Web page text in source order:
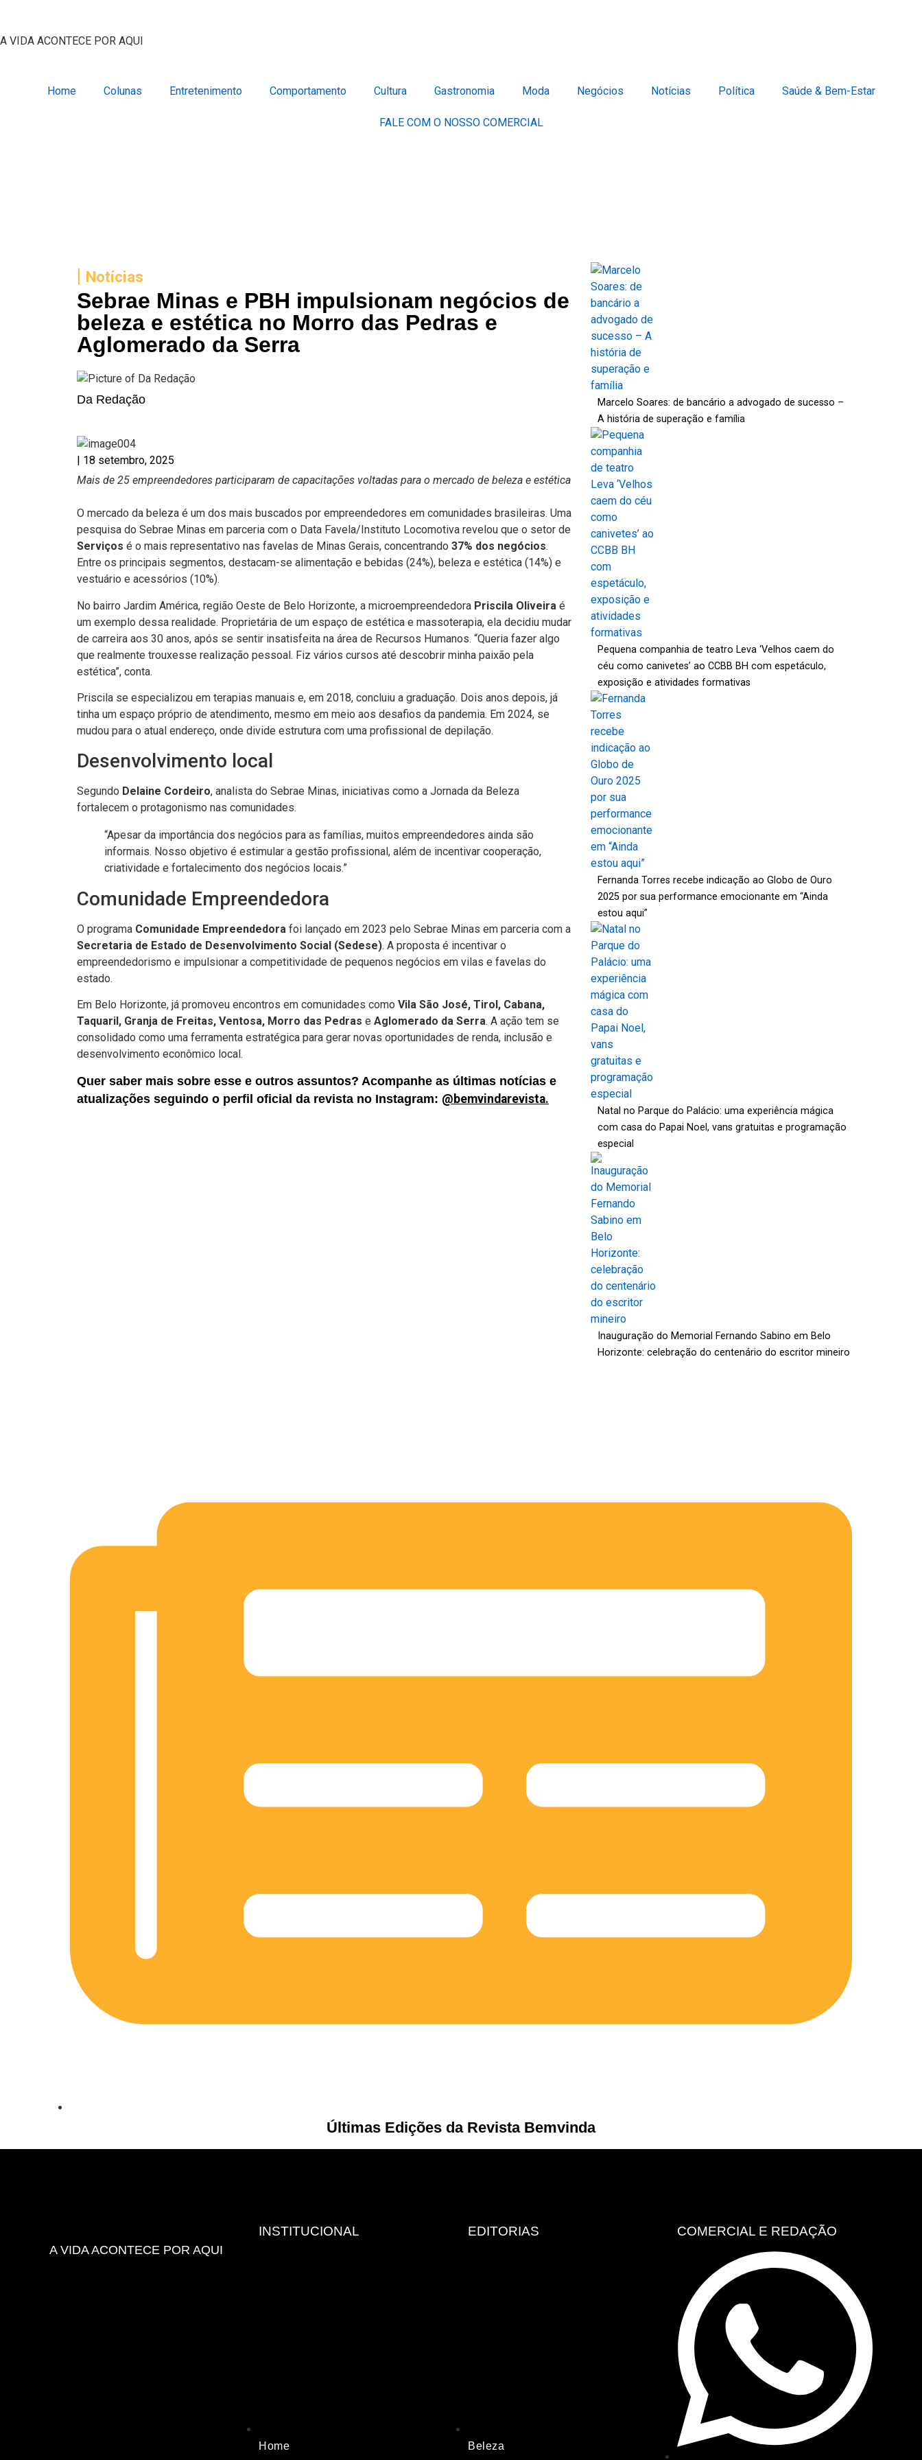
A VIDA ACONTECE POR AQUI
Home Colunas Entretenimento Comportamento Cultura Gastronomia Moda Negócios Notícias Política Saúde & Bem-Estar
FALE COM O NOSSO COMERCIAL
Notícias
Sebrae Minas e PBH impulsionam negócios de
beleza e estética no Morro das Pedras e
Aglomerado da Serra
Da Redação
18 setembro, 2025
Mais de 25 empreendedores participaram de capacitações voltadas para o mercado de beleza e estética
O mercado da beleza é um dos mais buscados por empreendedores em comunidades brasileiras. Uma
pesquisa do Sebrae Minas em parceria com o Data Favela/Instituto Locomotiva revelou que o setor de
Serviços é o mais representativo nas favelas de Minas Gerais, concentrando 37% dos negócios.
Entre os principais segmentos, destacam-se alimentação e bebidas (24%), beleza e estética (14%) e
vestuário e acessórios (10%).
No bairro Jardim América, região Oeste de Belo Horizonte, a microempreendedora Priscila Oliveira é
um exemplo dessa realidade. Proprietária de um espaço de estética e massoterapia, ela decidiu mudar
de carreira aos 30 anos, após se sentir insatisfeita na área de Recursos Humanos. “Queria fazer algo
que realmente trouxesse realização pessoal. Fiz vários cursos até descobrir minha paixão pela
estética”, conta.
Priscila se especializou em terapias manuais e, em 2018, concluiu a graduação. Dois anos depois, já
tinha um espaço próprio de atendimento, mesmo em meio aos desafios da pandemia. Em 2024, se
mudou para o atual endereço, onde divide estrutura com uma profissional de depilação.
Desenvolvimento local
Segundo Delaine Cordeiro, analista do Sebrae Minas, iniciativas como a Jornada da Beleza
fortalecem o protagonismo nas comunidades.
“Apesar da importância dos negócios para as famílias, muitos empreendedores ainda são
informais. Nosso objetivo é estimular a gestão profissional, além de incentivar cooperação,
criatividade e fortalecimento dos negócios locais.”
Comunidade Empreendedora
O programa Comunidade Empreendedora foi lançado em 2023 pelo Sebrae Minas em parceria com a
Secretaria de Estado de Desenvolvimento Social (Sedese). A proposta é incentivar o
empreendedorismo e impulsionar a competitividade de pequenos negócios em vilas e favelas do
estado.
Em Belo Horizonte, já promoveu encontros em comunidades como Vila São José, Tirol, Cabana,
Taquaril, Granja de Freitas, Ventosa, Morro das Pedras e Aglomerado da Serra. A ação tem se
consolidado como uma ferramenta estratégica para gerar novas oportunidades de renda, inclusão e
desenvolvimento econômico local.
Quer saber mais sobre esse e outros assuntos? Acompanhe as últimas notícias e
atualizações seguindo o perfil oficial da revista no Instagram: @bemvindarevista.
Marcelo Soares: de bancário a advogado de sucesso –
A história de superação e família
Pequena companhia de teatro Leva ‘Velhos caem do
céu como canivetes’ ao CCBB BH com espetáculo,
exposição e atividades formativas
Fernanda Torres recebe indicação ao Globo de Ouro
2025 por sua performance emocionante em “Ainda
estou aqui”
Natal no Parque do Palácio: uma experiência mágica
com casa do Papai Noel, vans gratuitas e programação
especial
Inauguração do Memorial Fernando Sabino em Belo
Horizonte: celebração do centenário do escritor mineiro
Últimas Edições da Revista Bemvinda
A VIDA ACONTECE POR AQUI
INSTITUCIONAL
Home
EDITORIAS
Beleza
COMERCIAL E REDAÇÃO